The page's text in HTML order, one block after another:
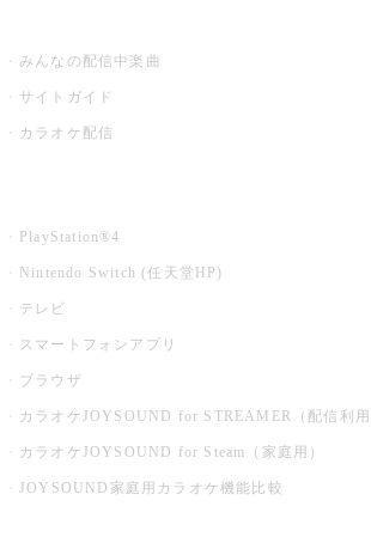
みんなの配信中楽曲
サイトガイド
カラオケ配信
PlayStation®4
Nintendo Switch (任天堂HP)
テレビ
スマートフォンアプリ
ブラウザ
カラオケJOYSOUND for STREAMER（配信利用
カラオケJOYSOUND for Steam（家庭用）
JOYSOUND家庭用カラオケ機能比較